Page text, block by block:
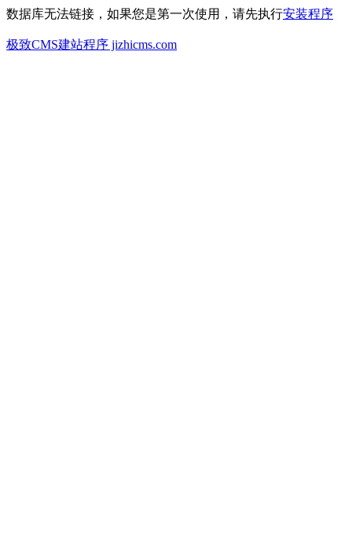
数据库无法链接，如果您是第一次使用，请先执行安装程序
极致CMS建站程序 jizhicms.com